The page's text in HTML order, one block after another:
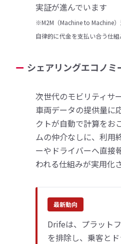
実証が進んでいます
※M2M（Machine to Machine
自律的に代金を支払い合う仕組
シェアリングエコノミ
次世代のモビリティサ
車両データの提供量に
クトが自動で計算をお
ムの仲介なしに、利用
ーやドライバーへ直接
われる仕組みが実用化
最新動向
Drifeは、プラット
を排除し、乗客と